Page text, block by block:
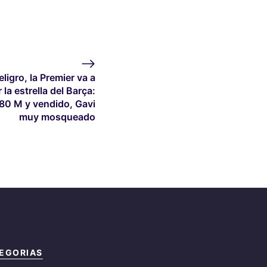
la Premier va a
la estrella del Barça:
M y vendido, Gavi
muy mosqueado